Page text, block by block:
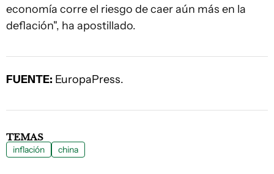
economía corre el riesgo de caer aún más en la
deflación", ha apostillado.
FUENTE: EuropaPress.
TEMAS
inflación china